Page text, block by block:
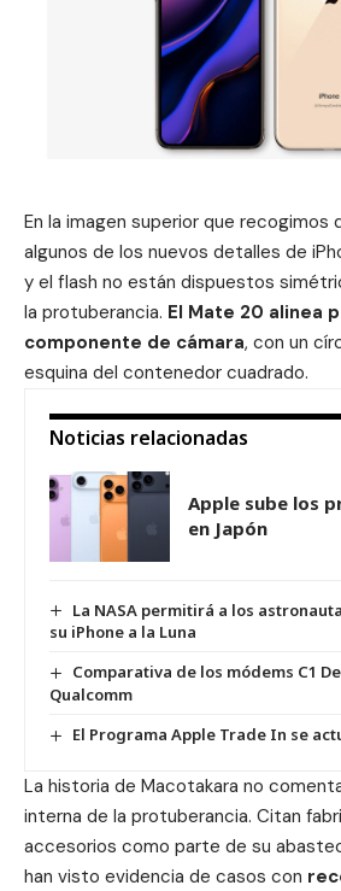
En la imagen superior que recogimos
algunos de los nuevos detalles de
y el flash no están dispuestos
la protuberancia. El Mate 20 alinea
componente de cámara, con un
esquina del contenedor cuadrado.
Noticias relacionadas
Apple sube los
en Japón
La NASA permitirá a los
su iPhone a la Luna
Comparativa de los módems C1
Qualcomm
El Programa Apple Trade In se
La historia de Macotakara no
interna de la protuberancia. Citan
accesorios como parte de su
han visto evidencia de casos con